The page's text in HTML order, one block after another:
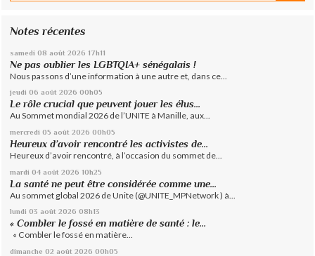
Notes récentes
samedi 08 août 2026 17h11
Ne pas oublier les LGBTQIA+ sénégalais !
Nous passons d’une information à une autre et, dans ce...
jeudi 06 août 2026 00h05
Le rôle crucial que peuvent jouer les élus...
Au Sommet mondial 2026 de l’UNITE à Manille, aux...
mercredi 05 août 2026 00h05
Heureux d’avoir rencontré les activistes de...
Heureux d’avoir rencontré, à l’occasion du sommet de...
mardi 04 août 2026 10h25
La santé ne peut être considérée comme une...
Au sommet global 2026 de Unite (@UNITE_MPNetwork ) à...
lundi 03 août 2026 08h13
« Combler le fossé en matière de santé : le...
« Combler le fossé en matière...
dimanche 02 août 2026 00h05